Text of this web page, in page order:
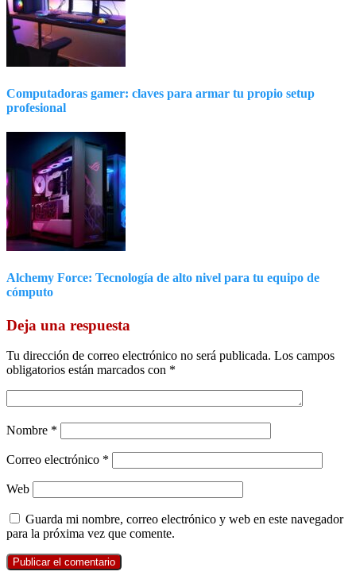
Computadoras gamer: claves para armar tu propio setup
profesional
Alchemy Force: Tecnología de alto nivel para tu equipo de
cómputo
Deja una respuesta
Tu dirección de correo electrónico no será publicada. Los campos
obligatorios están marcados con *
Nombre *
Correo electrónico *
Web
Guarda mi nombre, correo electrónico y web en este navegador
para la próxima vez que comente.